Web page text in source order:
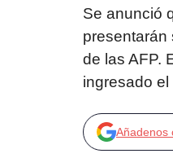
Se anunció
presentarán
de las AFP.
ingresado
Añadenos